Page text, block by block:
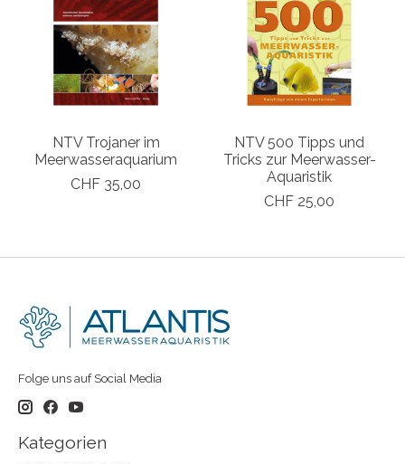
NTV Trojaner im
Meerwasseraquarium
CHF 35,00
NTV 500 Tipps und
Tricks zur Meerwasser-
Aquaristik
CHF 25,00
Folge uns auf Social Media
Kategorien